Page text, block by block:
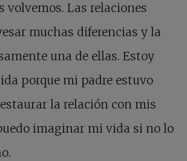
volvemos. Las relaciones
muchas diferencias y la
una de ellas. Estoy
porque mi padre estuvo
la relación con mis
imaginar mi vida si no lo